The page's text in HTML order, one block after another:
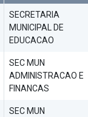
SECRETARIA
MUNICIPAL DE
EDUCACAO
SEC MUN
ADMINISTRACAO E
FINANCAS
SEC MUN